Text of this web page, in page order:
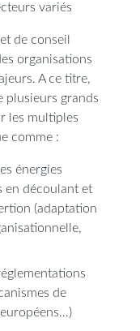
variés
de conseil
organisations
A ce titre,
plusieurs grands
les multiples
comme :
énergies
en découlant et
(adaptation
de